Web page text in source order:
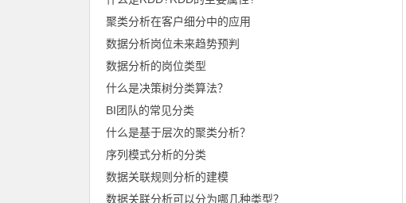
聚类分析在客户细分中的应用
数据分析岗位未来趋势预判
数据分析的岗位类型
什么是决策树分类算法？
BI团队的常见分类
什么是基于层次的聚类分析？
序列模式分析的分类
数据关联规则分析的建模
数据关联分析可以分为哪几种类型？